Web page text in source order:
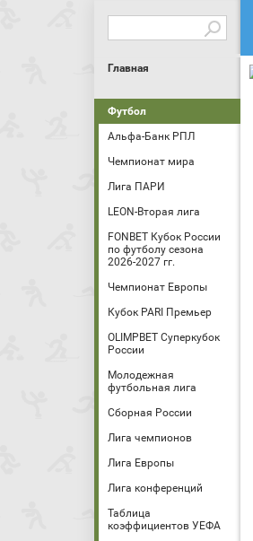
Главная
Футбол
Альфа-Банк РПЛ
Чемпионат мира
Лига ПАРИ
LEON-Вторая лига
FONBET Кубок России
по футболу сезона
2026-2027 гг.
Чемпионат Европы
Кубок PARI Премьер
OLIMPBET Суперкубок
России
Молодежная
футбольная лига
Сборная России
Лига чемпионов
Лига Европы
Лига конференций
Таблица
коэффициентов УЕФА